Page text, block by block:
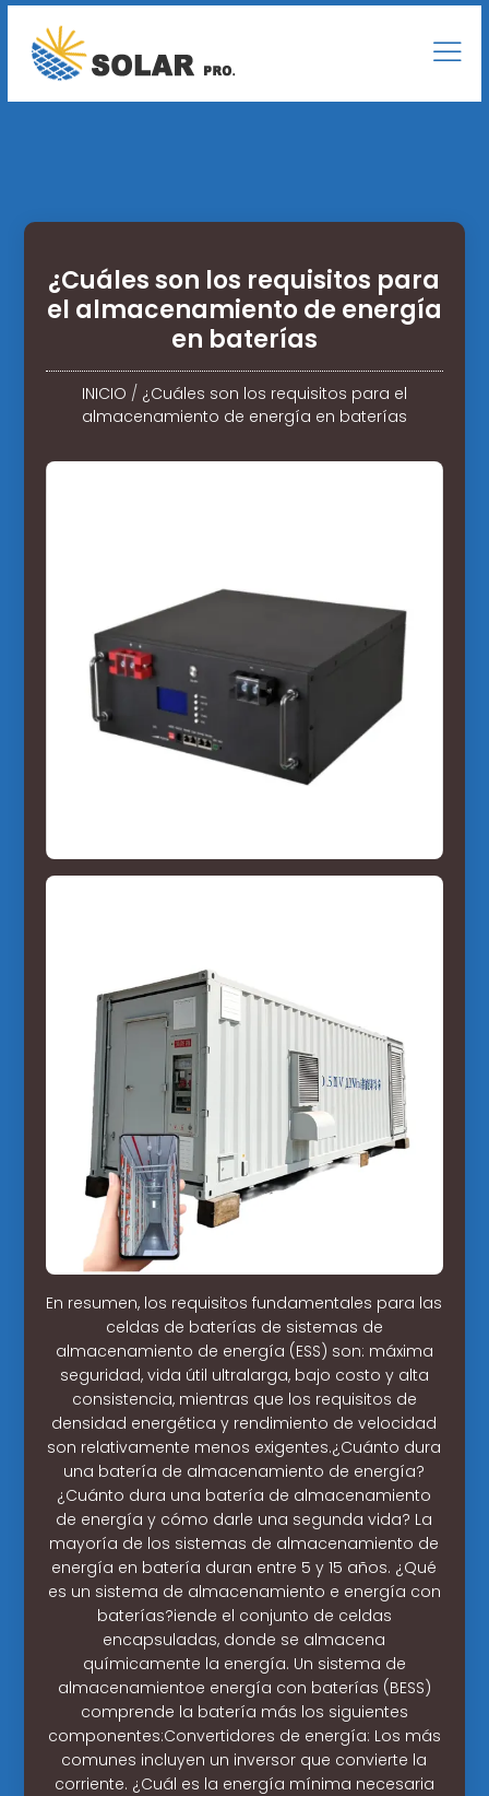
¿Cuáles son los requisitos para
el almacenamiento de energía
en baterías
INICIO / ¿Cuáles son los requisitos para el
almacenamiento de energía en baterías
En resumen, los requisitos fundamentales para las
celdas de baterías de sistemas de
almacenamiento de energía (ESS) son: máxima
seguridad, vida útil ultralarga, bajo costo y alta
consistencia, mientras que los requisitos de
densidad energética y rendimiento de velocidad
son relativamente menos exigentes.¿Cuánto dura
una batería de almacenamiento de energía?
¿Cuánto dura una batería de almacenamiento
de energía y cómo darle una segunda vida? La
mayoría de los sistemas de almacenamiento de
energía en batería duran entre 5 y 15 años. ¿Qué
es un sistema de almacenamiento e energía con
baterías?iende el conjunto de celdas
encapsuladas, donde se almacena
químicamente la energía. Un sistema de
almacenamientoe energía con baterías (BESS)
comprende la batería más los siguientes
componentes:Convertidores de energía: Los más
comunes incluyen un inversor que convierte la
corriente. ¿Cuál es la energía mínima necesaria